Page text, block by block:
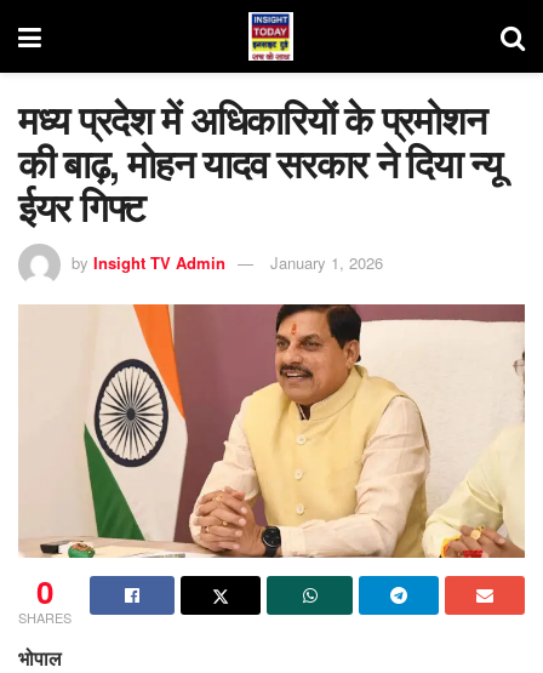
मध्य प्रदेश में अधिकारियों के प्रमोशन
की बाढ़, मोहन यादव सरकार ने दिया न्यू
ईयर गिफ्ट
by Insight TV Admin January 1, 2026
0
SHARES
भोपाल